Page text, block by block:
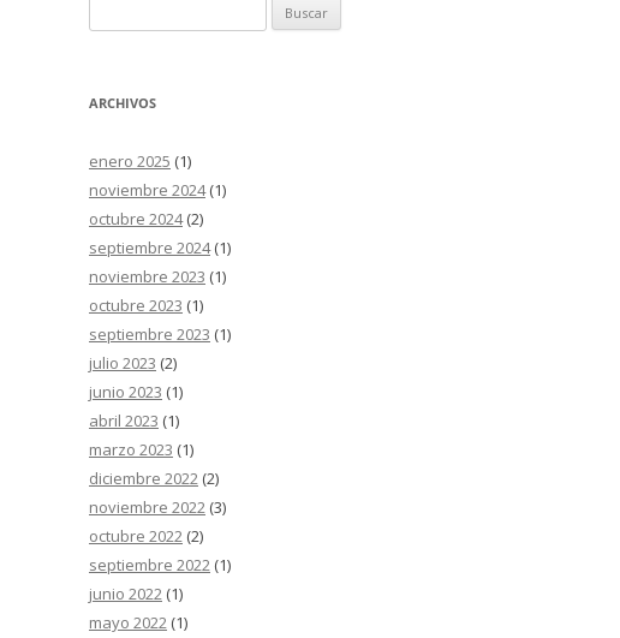
ARCHIVOS
enero 2025 (1)
noviembre 2024(1)
octubre 2024(2)
septiembre 2024(1)
noviembre 2023 (1)
octubre 2023 (1)
septiembre 2023 (1)
julio 2023 (2)
junio 2023 (1)
abril 2023 (1)
marzo 2023 (1)
diciembre 2022 (2)
noviembre 2022 (3)
octubre 2022 (2)
septiembre 2022 (1)
junio 2022 (1)
mayo 2022 (1)